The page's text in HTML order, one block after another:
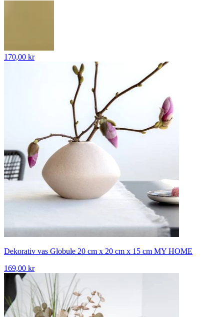
170,00 kr
Dekorativ vas Globule 20 cm x 20 cm x 15 cm MY HOME
169,00 kr